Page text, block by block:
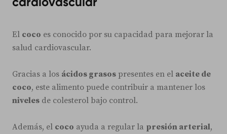
El coco es conocido por su capacidad para mejorar la
salud cardiovascular.
Gracias a los ácidos grasos presentes en el aceite de
coco, este alimento puede contribuir a mantener los
niveles de colesterol bajo control.
Además, el coco ayuda a regular la presión arterial,